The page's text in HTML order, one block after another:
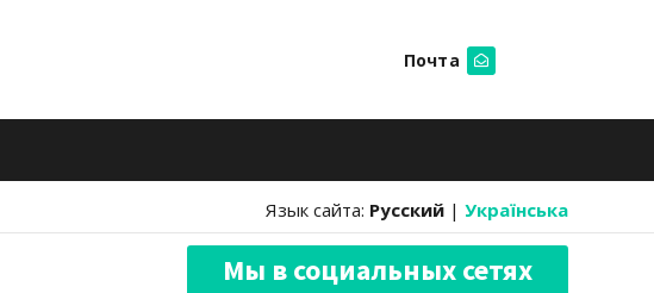
Почта
Язык сайта: Русский | Українська
Мы в социальных сетях